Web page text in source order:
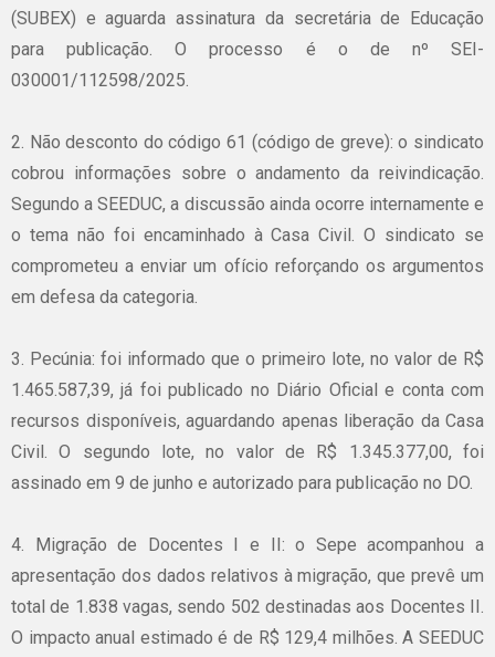
(SUBEX) e aguarda assinatura da secretária de Educação
para publicação. O processo é o de nº SEI-
030001/112598/2025.
2. Não desconto do código 61 (código de greve): o sindicato
cobrou informações sobre o andamento da reivindicação.
Segundo a SEEDUC, a discussão ainda ocorre internamente e
o tema não foi encaminhado à Casa Civil. O sindicato se
comprometeu a enviar um ofício reforçando os argumentos
em defesa da categoria.
3. Pecúnia: foi informado que o primeiro lote, no valor de R$
1.465.587,39, já foi publicado no Diário Oficial e conta com
recursos disponíveis, aguardando apenas liberação da Casa
Civil. O segundo lote, no valor de R$ 1.345.377,00, foi
assinado em 9 de junho e autorizado para publicação no DO.
4. Migração de Docentes I e II: o Sepe acompanhou a
apresentação dos dados relativos à migração, que prevê um
total de 1.838 vagas, sendo 502 destinadas aos Docentes II.
O impacto anual estimado é de R$ 129,4 milhões. A SEEDUC